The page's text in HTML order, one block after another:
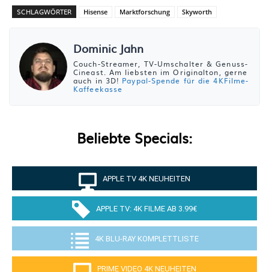
SCHLAGWÖRTER Hisense Marktforschung Skyworth
Dominic Jahn
Couch-Streamer, TV-Umschalter & Genuss-
Cineast. Am liebsten im Originalton, gerne
auch in 3D! Paypal-Spende für die 4KFilme-
Kaffeekasse
Beliebte Specials:
APPLE TV 4K NEUHEITEN
APPLE TV: 4K FILME AB 3.99€
4K BLU-RAY KOMPLETTLISTE
PRIME VIDEO 4K NEUHEITEN